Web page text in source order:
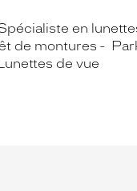
en
de montures
de vue